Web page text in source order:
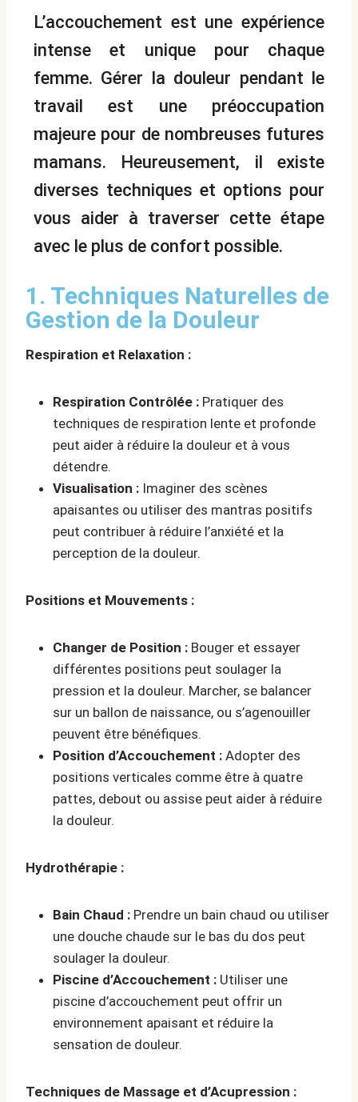
L’accouchement est une expérience
intense et unique pour chaque
femme. Gérer la douleur pendant le
travail est une préoccupation
majeure pour de nombreuses futures
mamans. Heureusement, il existe
diverses techniques et options pour
vous aider à traverser cette étape
avec le plus de confort possible.
1. Techniques Naturelles de
Gestion de la Douleur
Respiration et Relaxation :
Respiration Contrôlée : Pratiquer des
techniques de respiration lente et profonde
peut aider à réduire la douleur et à vous
détendre.
Visualisation : Imaginer des scènes
apaisantes ou utiliser des mantras positifs
peut contribuer à réduire l’anxiété et la
perception de la douleur.
Positions et Mouvements :
Changer de Position : Bouger et essayer
différentes positions peut soulager la
pression et la douleur. Marcher, se balancer
sur un ballon de naissance, ou s’agenouiller
peuvent être bénéfiques.
Position d’Accouchement : Adopter des
positions verticales comme être à quatre
pattes, debout ou assise peut aider à réduire
la douleur.
Hydrothérapie :
Bain Chaud : Prendre un bain chaud ou utiliser
une douche chaude sur le bas du dos peut
soulager la douleur.
Piscine d’Accouchement : Utiliser une
piscine d’accouchement peut offrir un
environnement apaisant et réduire la
sensation de douleur.
Techniques de Massage et d’Acupression :